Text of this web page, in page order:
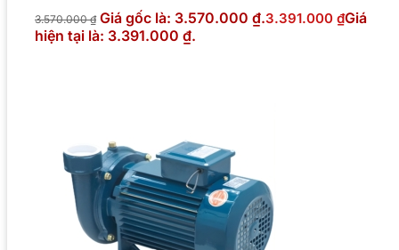
3.570.000₫ Giá gốc là: 3.570.000 ₫.3.391.000 ₫Giá
hiện tại là: 3.391.000 ₫.